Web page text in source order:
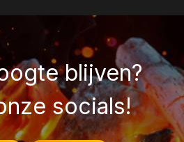
blijven?
socials!